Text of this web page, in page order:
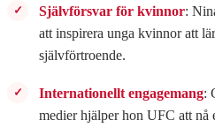
Självförsvar för kvinnor:
att inspirera unga kvinnor att
självförtroende.
Internationellt engagemang:
medier hjälper hon UFC att